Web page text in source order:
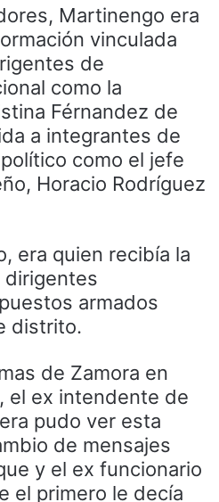
Martinengo era
vinculada
de
como la
Férnandez de
a integrantes de
como el jefe
Horacio Rodríguez
era quien recibía la
dirigentes
armados
distrito.
de Zamora en
el ex intendente de
pudo ver esta
de mensajes
y el ex funcionario
el primero le decía